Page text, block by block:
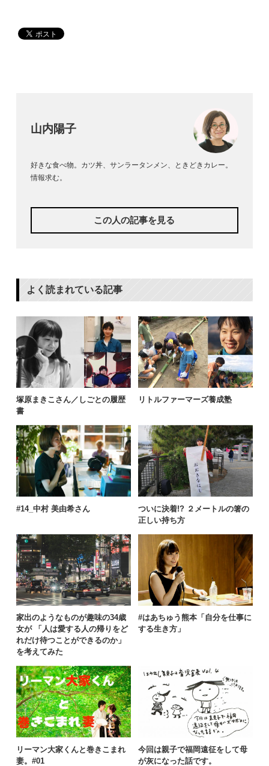
山内陽子
好きな食べ物。カツ丼、サンラータンメン、ときどきカレー。
情報求む。
この人の記事を見る
よく読まれている記事
塚原まきこさん／しごとの履歴
書
リトルファーマーズ養成塾
#14_中村 美由希さん
ついに決着!? ２メートルの箸の
正しい持ち方
家出のようなものが趣味の34歳
女が 「人は愛する人の帰りをど
れだけ待つことができるのか」
を考えてみた
#はあちゅう熊本「自分を仕事に
する生き方」
リーマン大家くんと巻きこまれ
妻。#01
今回は親子で福岡遠征をして母
が灰になった話です。